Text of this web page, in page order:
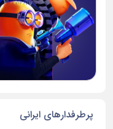
پرطرفدارهای ایرانی